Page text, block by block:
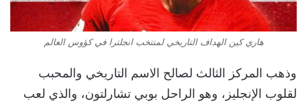
هاري كين الهداف التاريخي لمنتخب انجلترا في كؤوس العالم
وذهب المركز الثالث لصالح الاسم التاريخي والمحبب
لقلوب الإنجليز، وهو الراحل بوبي تشارلتون، والذي لعب